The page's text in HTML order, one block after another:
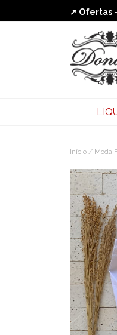
➚ Ofertas
Envio
Início / Moda